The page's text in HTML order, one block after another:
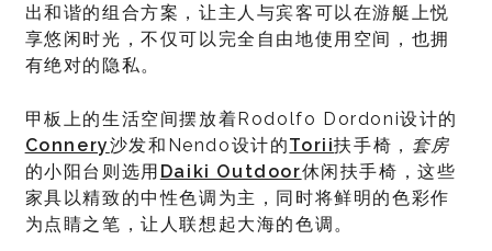
出和谐的组合方案，让主人与宾客可以在游艇上悦
享悠闲时光，不仅可以完全自由地使用空间，也拥
有绝对的隐私。
甲板上的生活空间摆放着Rodolfo Dordoni设计的
Connery沙发和Nendo设计的Torii扶手椅， 套房
的小阳台则选用 Daiki Outdoor休闲扶手椅，这些
家具以精致的中性色调为主，同时将鲜明的色彩作
为点睛之笔，让人联想起大海的色调。